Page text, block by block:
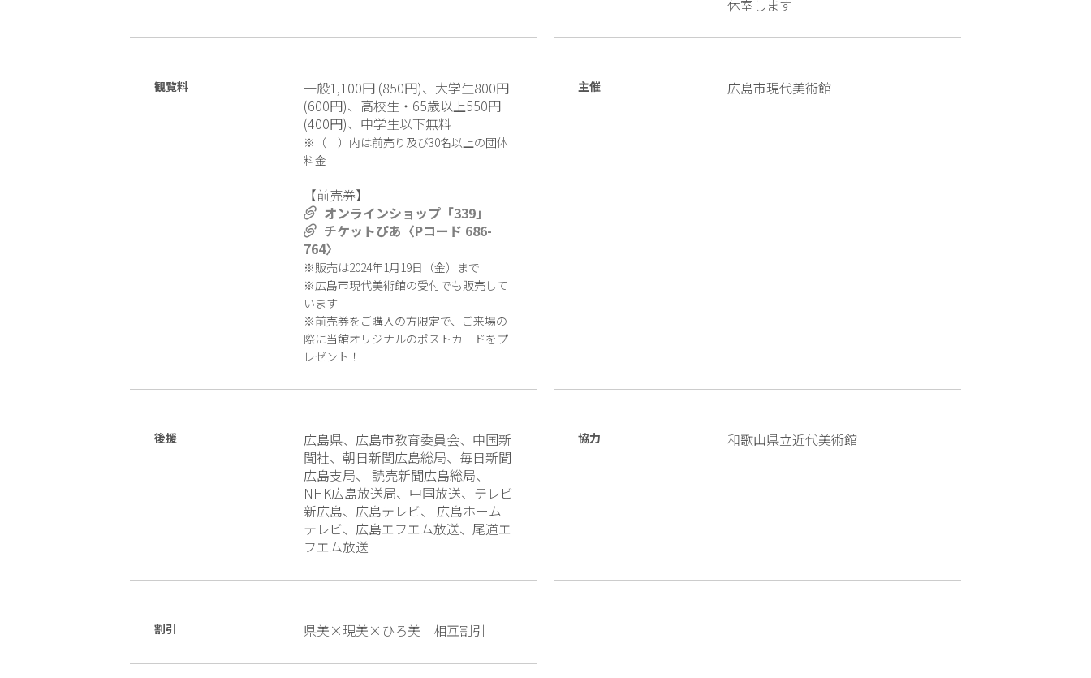
休室します
観覧料
一般1,100円 (850円)、大学生800円
(600円)、高校生・65歳以上550円
(400円)、中学生以下無料
※（ ）内は前売り及び30名以上の団体
料金
【前売券】
オンラインショップ「339」
チケットぴあ〈Pコード 686-
764〉
※販売は2024年1月19日（金）まで
※広島市現代美術館の受付でも販売して
います
※前売券をご購入の方限定で、ご来場の
際に当館オリジナルのポストカードをプ
レゼント！
主催 広島市現代美術館
後援
広島県、広島市教育委員会、中国新
聞社、朝日新聞広島総局、毎日新聞
広島支局、 読売新聞広島総局、
NHK広島放送局、中国放送、テレビ
新広島、広島テレビ、 広島ホーム
テレビ、広島エフエム放送、尾道エ
フエム放送
協力 和歌山県立近代美術館
割引 県美×現美×ひろ美 相互割引